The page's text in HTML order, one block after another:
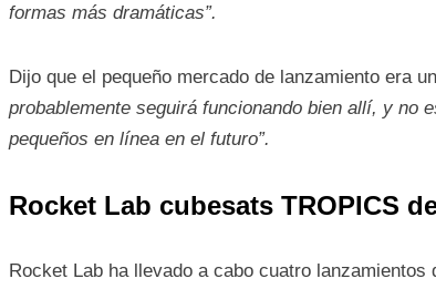
formas más dramáticas”.
Dijo que el pequeño mercado de lanzamiento era un
probablemente seguirá funcionando bien allí, y no
pequeños en línea en el futuro”.
Rocket Lab cubesats TROPICS
Rocket Lab ha llevado a cabo cuatro lanzamientos